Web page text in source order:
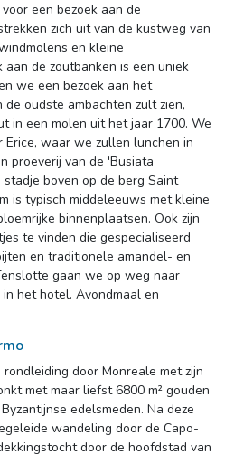
een bezoek aan de
zich uit van de kustweg van
en kleine
de zoutbanken is een uniek
we een bezoek aan het
oudste ambachten zult zien,
in een molen uit het jaar 1700. We
waar we zullen lunchen in
proeverij van de 'Busiata
boven op de berg Saint
is typisch middeleeuws met kleine
binnenplaatsen. Ook zijn
te vinden die gespecialiseerd
en traditionele amandel- en
gaan we op weg naar
het hotel. Avondmaal en
door Monreale met zijn
met maar liefst 6800 m² gouden
edelsmeden. Na deze
wandeling door de Capo-
door de hoofdstad van